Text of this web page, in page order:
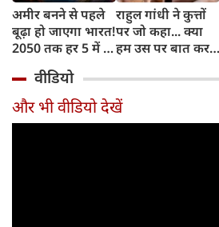
अमीर बनने से पहले
बूढ़ा हो जाएगा भारत!
2050 तक हर 5 में 1
साल से ज्यादा उम्र का
राहुल गांधी ने कुत्तों
पर जो कहा... क्या
हम उस पर बात कर
वीडियो
और भी वीडियो देखें